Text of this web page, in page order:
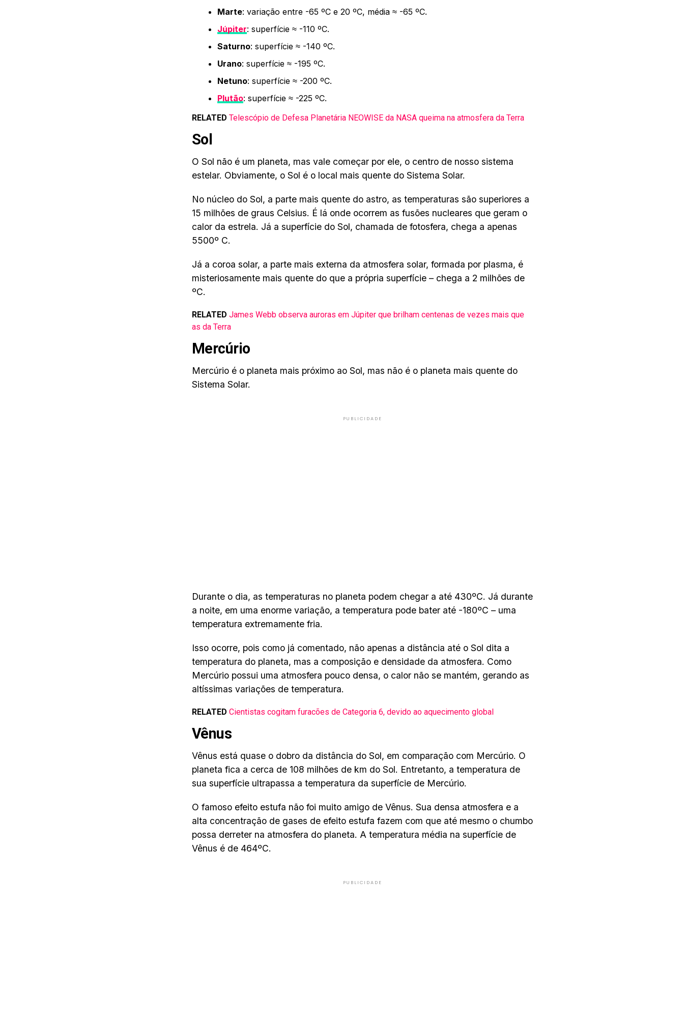
Marte: variação entre -65 ºC e 20 ºC, média ≈ -65 ºC.
Júpiter: superfície ≈ -110 ºC.
Saturno: superfície ≈ -140 ºC.
Urano: superfície ≈ -195 ºC.
Netuno: superfície ≈ -200 ºC.
Plutão: superfície ≈ -225 ºC.
RELATED Telescópio de Defesa Planetária NEOWISE da NASA queima na atmosfera da Terra
Sol
O Sol não é um planeta, mas vale começar por ele, o centro de nosso sistema
estelar. Obviamente, o Sol é o local mais quente do Sistema Solar.
No núcleo do Sol, a parte mais quente do astro, as temperaturas são superiores a
15 milhões de graus Celsius. É lá onde ocorrem as fusões nucleares que geram o
calor da estrela. Já a superfície do Sol, chamada de fotosfera, chega a apenas
5500º C.
Já a coroa solar, a parte mais externa da atmosfera solar, formada por plasma, é
misteriosamente mais quente do que a própria superfície – chega a 2 milhões de
ºC.
RELATED James Webb observa auroras em Júpiter que brilham centenas de vezes mais que
as da Terra
Mercúrio
Mercúrio é o planeta mais próximo ao Sol, mas não é o planeta mais quente do
Sistema Solar.
PUBLICIDADE
Durante o dia, as temperaturas no planeta podem chegar a até 430ºC. Já durante
a noite, em uma enorme variação, a temperatura pode bater até -180ºC – uma
temperatura extremamente fria.
Isso ocorre, pois como já comentado, não apenas a distância até o Sol dita a
temperatura do planeta, mas a composição e densidade da atmosfera. Como
Mercúrio possui uma atmosfera pouco densa, o calor não se mantém, gerando as
altíssimas variações de temperatura.
RELATED Cientistas cogitam furacões de Categoria 6, devido ao aquecimento global
Vênus
Vênus está quase o dobro da distância do Sol, em comparação com Mercúrio. O
planeta fica a cerca de 108 milhões de km do Sol. Entretanto, a temperatura de
sua superfície ultrapassa a temperatura da superfície de Mercúrio.
O famoso efeito estufa não foi muito amigo de Vênus. Sua densa atmosfera e a
alta concentração de gases de efeito estufa fazem com que até mesmo o chumbo
possa derreter na atmosfera do planeta. A temperatura média na superfície de
Vênus é de 464ºC.
PUBLICIDADE